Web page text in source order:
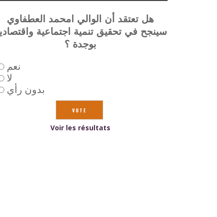
هل تعتقد أن الوالي امحمد العطفاوي
سينجح في تحقيق تنمية اجتماعية
بوجدة ؟
نعم
لا
بدون رأي
Voir les résultats